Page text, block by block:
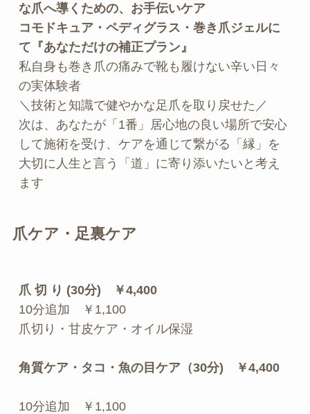
な爪へ導くための、お手伝いケア
コモドキュア・ペディグラス・巻き爪ジェルに
て『あなただけの補正プラン』
私自身も巻き爪の痛みで靴も履けない辛い日々
の実体験者
＼技術と知識で健やかな足爪を取り戻せた／
次は、あなたが「1番」居心地の良い場所で安心
して施術を受け、ケアを通じて繋がる「縁」を
大切に人生と言う「道」に寄り添いたいと考え
ます
爪ケア・足裏ケア
爪 切 り (30分)　￥4,400
10分追加　￥1,100
爪切り・甘皮ケア・オイル保湿
角質ケア・タコ・魚の目ケア（30分)　￥4,400
10分追加　￥1,100